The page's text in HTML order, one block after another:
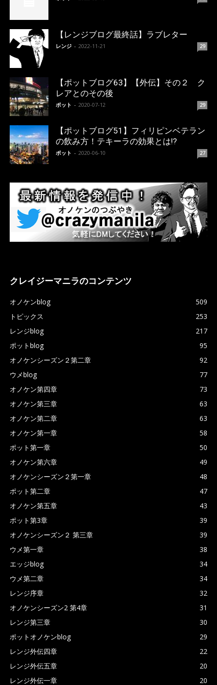
【レンジブログ最終話】ラブレター
レンジ - 2022-11-21 29
【ポットブログ63】【外伝】その２ ク
レアとのその後
ポット - 2020-07-12 29
【ポットブログ51】フィリピンベテラン
の飲み方！テキーラの効果とは!?
ポット - 2020-06-10 27
クレイジーマニラのコンテンツ
オノケンblog
509
トピックス
253
レンジblog
217
ポットblog
95
オノケンシーズン２第二章
92
ウメblog
77
オノケン第四章
73
オノケン第三章
63
オノケン第二章
63
オノケン第一章
58
ポット第一章
50
オノケン第六章
49
オノケンシーズン２第一章
48
ポット第二章
47
オノケン第五章
43
ポット第3章
39
オノケンシーズン２ 第三章
39
ウメ第一章
38
エッジblog
34
ウメ第二章
34
レンジ序章
32
オノケンシーズン2 第4章
31
レンジ第三章
30
ポットオノケンblog
29
レンジ外伝四章
22
レンジ外伝五章
20
レンジ外伝一章
20